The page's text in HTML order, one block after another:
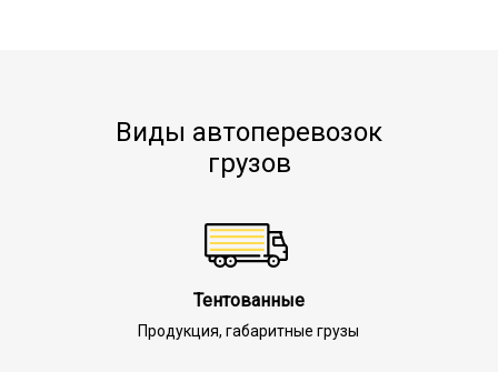
Виды автоперевозок
грузов
Тентованные
Продукция, габаритные грузы